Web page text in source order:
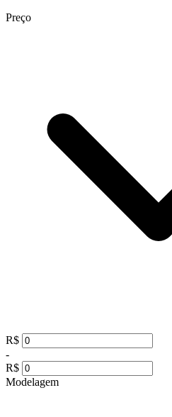
Preço
R$
-
R$
Modelagem